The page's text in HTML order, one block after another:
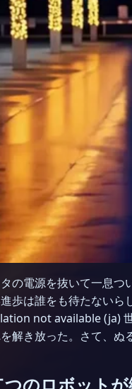
の電源を抜いて一息
歩は誰をも待たない
not available (ja)
解き放った。さて、
のロボットが